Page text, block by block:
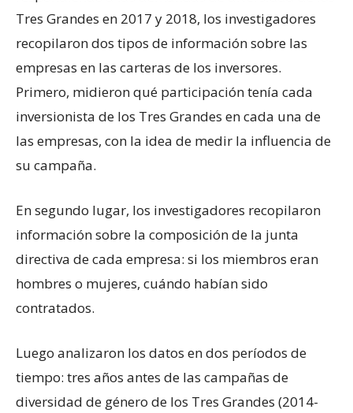
Tres Grandes en 2017 y 2018, los investigadores
recopilaron dos tipos de información sobre las
empresas en las carteras de los inversores.
Primero, midieron qué participación tenía cada
inversionista de los Tres Grandes en cada una de
las empresas, con la idea de medir la influencia de
su campaña.
En segundo lugar, los investigadores recopilaron
información sobre la composición de la junta
directiva de cada empresa: si los miembros eran
hombres o mujeres, cuándo habían sido
contratados.
Luego analizaron los datos en dos períodos de
tiempo: tres años antes de las campañas de
diversidad de género de los Tres Grandes (2014-